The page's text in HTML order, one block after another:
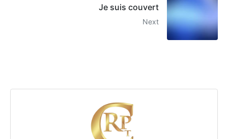
Je suis couvert
Next